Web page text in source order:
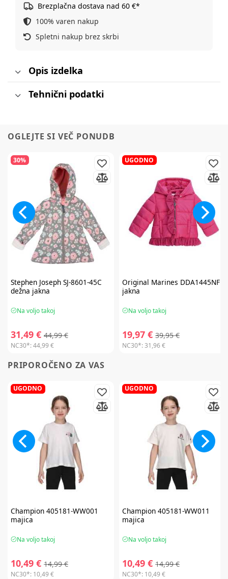
Brezplačna dostava nad 60 €*
100% varen nakup
Spletni nakup brez skrbi
Opis izdelka
Tehnični podatki
OGLEJTE SI VEČ PONUDB
30%
Stephen JosephSJ-8601-45C
dežna jakna
Na voljo takoj
31,49 € 44,99 €
NC30*:44,99 €
UGODNO
Original Marines DDA1445NF
jakna
Na voljo takoj
19,97 € 39,95 €
NC30*:31,96 €
PRIPOROČENO ZA VAS
UGODNO
Champion405181-WW001
majica
Na voljo takoj
10,49 € 14,99 €
NC30*: 10,49 €
UGODNO
Champion405181-WW011
majica
Na voljo takoj
10,49 € 14,99 €
NC30*: 10,49 €